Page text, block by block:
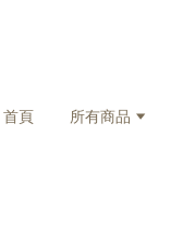
首頁 所有商品